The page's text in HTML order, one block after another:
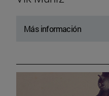
Más información